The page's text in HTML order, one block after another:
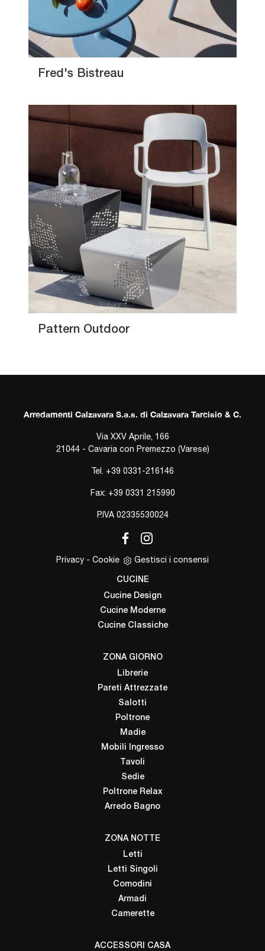
Fred's Bistreau
Pattern Outdoor
Arredamenti Calzavara S.a.s. di Calzavara Tarcisio & C.
Via XXV Aprile, 166
21044 - Cavaria con Premezzo (Varese)
Tel. +39 0331-216146
Fax: +39 0331 215990
P.IVA 02335530024
Privacy - Cookie Gestisci i consensi
CUCINE
Cucine Design
Cucine Moderne
Cucine Classiche
ZONA GIORNO
Librerie
Pareti Attrezzate
Salotti
Poltrone
Madie
Mobili Ingresso
Tavoli
Sedie
Poltrone Relax
Arredo Bagno
ZONA NOTTE
Letti
Letti Singoli
Comodini
Armadi
Camerette
ACCESSORI CASA